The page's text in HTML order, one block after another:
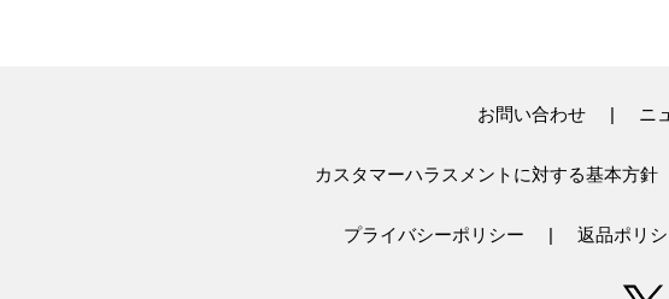
お問い合わせ ニ
カスタマーハラスメントに対する基本方針
プライバシーポリシー 返品ポリ